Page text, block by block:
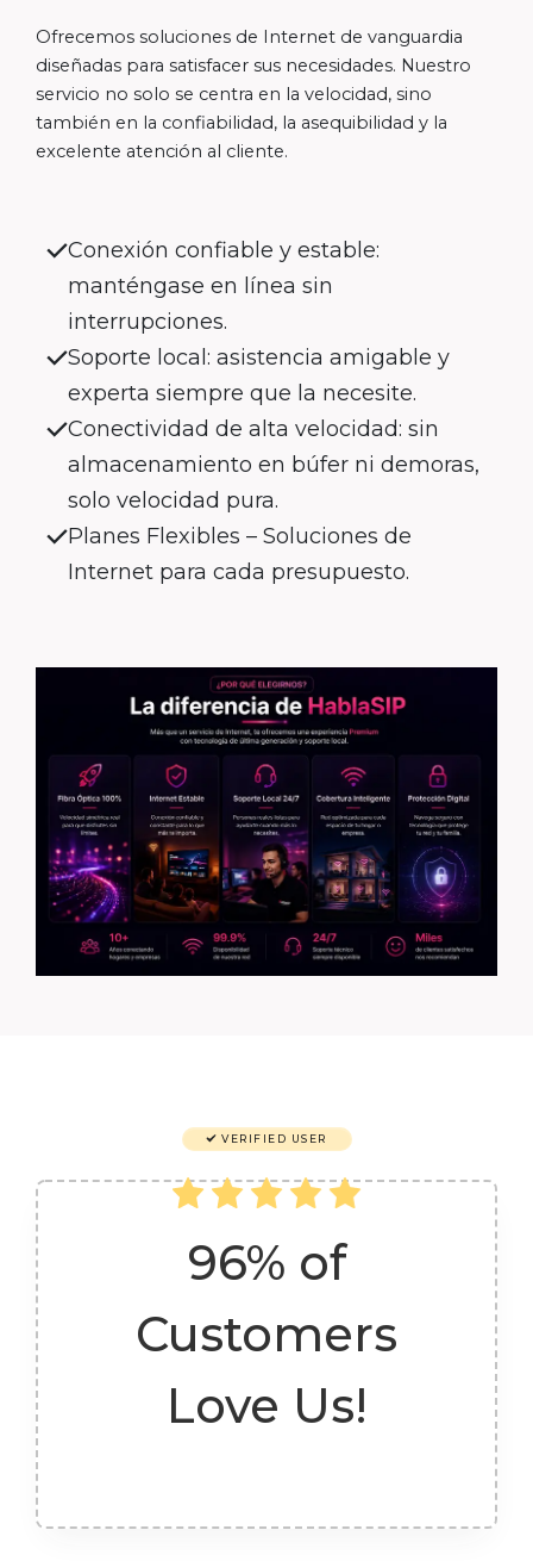
Ofrecemos soluciones de Internet de vanguardia
diseñadas para satisfacer sus necesidades. Nuestro
servicio no solo se centra en la velocidad, sino
también en la confiabilidad, la asequibilidad y la
excelente atención al cliente.
Conexión confiable y estable:
manténgase en línea sin
interrupciones.
Soporte local: asistencia amigable y
experta siempre que la necesite.
Conectividad de alta velocidad: sin
almacenamiento en búfer ni demoras,
solo velocidad pura.
Planes Flexibles – Soluciones de
Internet para cada presupuesto.
VERIFIED USER
96% of
Customers
Love Us!